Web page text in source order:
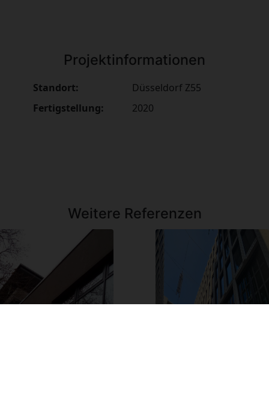
Projektinformationen
Standort:
Düsseldorf Z55
Fertigstellung:
2020
Weitere Referenzen